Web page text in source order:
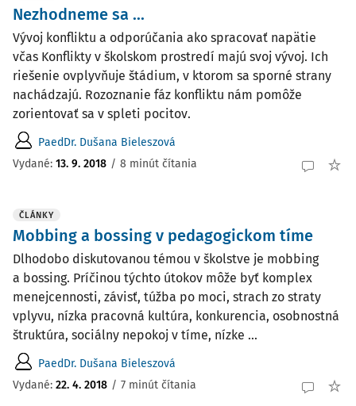
Nezhodneme sa ...
Vývoj konfliktu a odporúčania ako spracovať napätie
včas Konflikty v školskom prostredí majú svoj vývoj. Ich
riešenie ovplyvňuje štádium, v ktorom sa sporné strany
nachádzajú. Rozoznanie fáz konfliktu nám pomôže
zorientovať sa v spleti pocitov.
PaedDr. Dušana Bieleszová
Vydané: 13. 9. 2018 / 8 minút čítania
ČLÁNKY
Mobbing a bossing v pedagogickom tíme
Dlhodobo diskutovanou témou v školstve je mobbing
a bossing. Príčinou týchto útokov môže byť komplex
menejcennosti, závisť, túžba po moci, strach zo straty
vplyvu, nízka pracovná kultúra, konkurencia, osobnostná
štruktúra, sociálny nepokoj v tíme, nízke ...
PaedDr. Dušana Bieleszová
Vydané: 22. 4. 2018 / 7 minút čítania